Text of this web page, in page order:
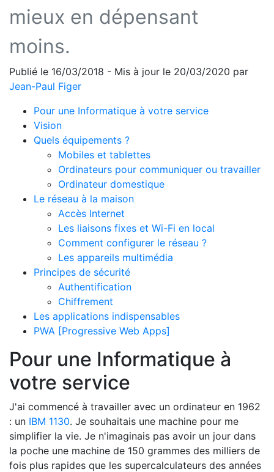
mieux en dépensant
moins.
Publié le 16/03/2018 - Mis à jour le 20/03/2020 par
Jean-Paul Figer
Pour une Informatique à votre service
Vision
Quels équipements ?
Mobiles et tablettes
Ordinateurs pour communiquer ou travailler
Ordinateur domestique
Le réseau à la maison
Accès Internet
Les liaisons fixes et Wi-Fi en local
Comment configurer le réseau ?
Les appareils multimédia
Principes de sécurité
Authentification
Chiffrement
Les applications indispensables
PWA [Progressive Web Apps]
Pour une Informatique à
votre service
J'ai commencé à travailler avec un ordinateur en 1962
: un IBM 1130. Je souhaitais une machine pour me
simplifier la vie. Je n'imaginais pas avoir un jour dans
la poche une machine de 150 grammes des milliers de
fois plus rapides que les supercalculateurs des années